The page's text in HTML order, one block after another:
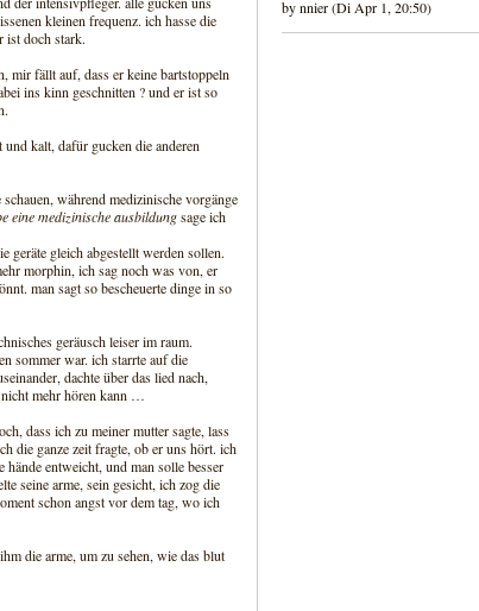
kleinen frequenz. ich hasse die
ist doch stark.
mir fällt auf, dass er keine bartstoppeln
ins kinn geschnitten ? und er ist so
kalt, dafür gucken die anderen
während medizinische vorgänge
eine medizinische ausbildungsage ich
geräte gleich abgestellt werden sollen.
morphin, ich sag noch was von, er
man sagt so bescheuerte dinge in so
geräusch leiser im raum.
sommer war. ich starrte auf die
dachte über das lied nach,
mehr hören kann …
dass ich zu meiner mutter sagte, lass
die ganze zeit fragte, ob er uns hört. ich
hände entweicht, und man solle besser
seine arme, sein gesicht, ich zog die
schon angst vor dem tag, wo ich
die arme, um zu sehen, wie das blut
by nnier (Di Apr 1, 20:50)